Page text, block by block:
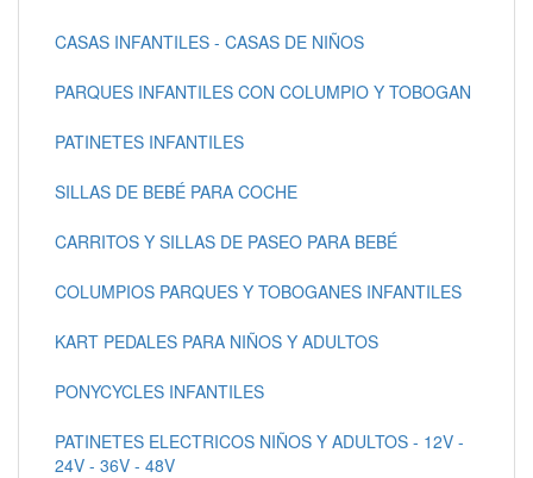
CASAS INFANTILES - CASAS DE NIÑOS
PARQUES INFANTILES CON COLUMPIO Y TOBOGAN
PATINETES INFANTILES
SILLAS DE BEBÉ PARA COCHE
CARRITOS Y SILLAS DE PASEO PARA BEBÉ
COLUMPIOS PARQUES Y TOBOGANES INFANTILES
KART PEDALES PARA NIÑOS Y ADULTOS
PONYCYCLES INFANTILES
PATINETES ELECTRICOS NIÑOS Y ADULTOS - 12V -
24V - 36V - 48V